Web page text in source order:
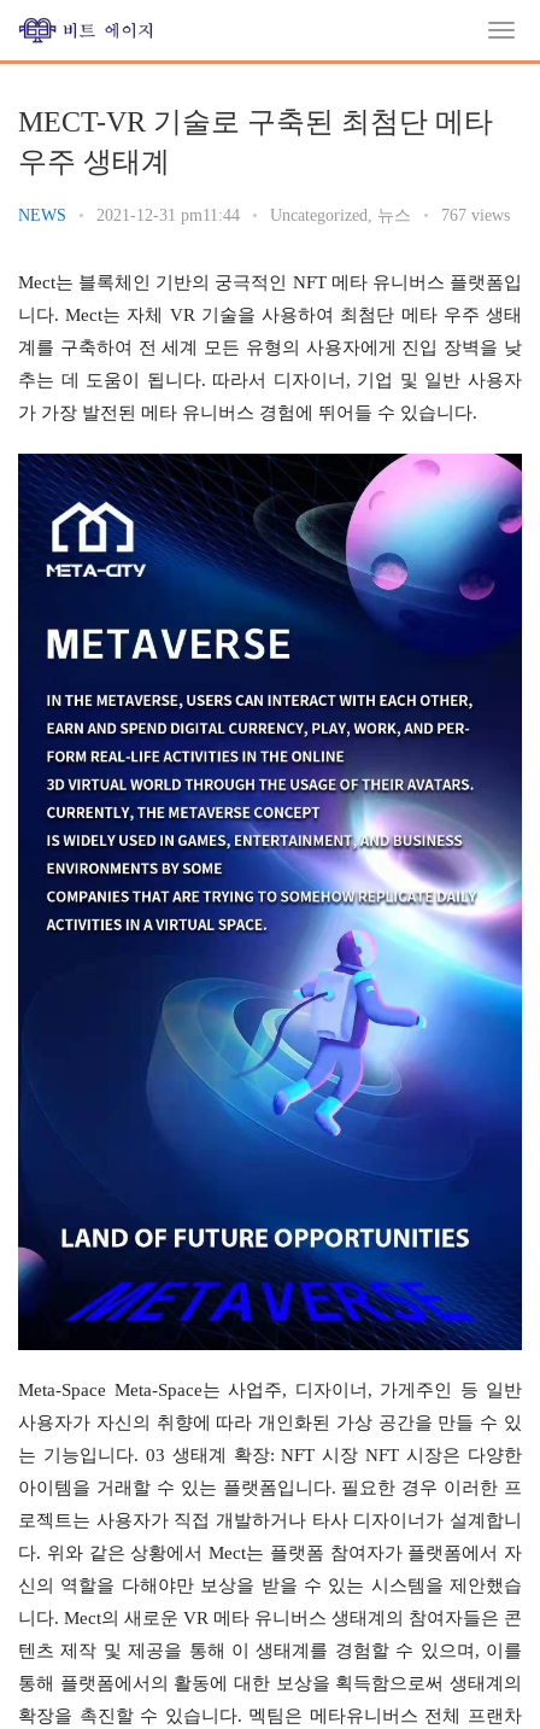
MECT-VR 기술로 구축된 최첨단 메타
우주 생태계
NEWS • 2021-12-31 pm11:44 • Uncategorized, 뉴스 • 767 views
Mect는 블록체인 기반의 궁극적인 NFT 메타 유니버스 플랫폼입
니다. Mect는 자체 VR 기술을 사용하여 최첨단 메타 우주 생태
계를 구축하여 전 세계 모든 유형의 사용자에게 진입 장벽을 낮
추는 데 도움이 됩니다. 따라서 디자이너, 기업 및 일반 사용자
가 가장 발전된 메타 유니버스 경험에 뛰어들 수 있습니다.
Meta-Space Meta-Space는 사업주, 디자이너, 가게주인 등 일반
사용자가 자신의 취향에 따라 개인화된 가상 공간을 만들 수 있
는 기능입니다. 03 생태계 확장: NFT 시장 NFT 시장은 다양한
아이템을 거래할 수 있는 플랫폼입니다. 필요한 경우 이러한 프
로젝트는 사용자가 직접 개발하거나 타사 디자이너가 설계합니
다. 위와 같은 상황에서 Mect는 플랫폼 참여자가 플랫폼에서 자
신의 역할을 다해야만 보상을 받을 수 있는 시스템을 제안했습
니다. Mect의 새로운 VR 메타 유니버스 생태계의 참여자들은 콘
텐츠 제작 및 제공을 통해 이 생태계를 경험할 수 있으며, 이를
통해 플랫폼에서의 활동에 대한 보상을 획득함으로써 생태계의
확장을 촉진할 수 있습니다. 멕팀은 메타유니버스 전체 프랜차